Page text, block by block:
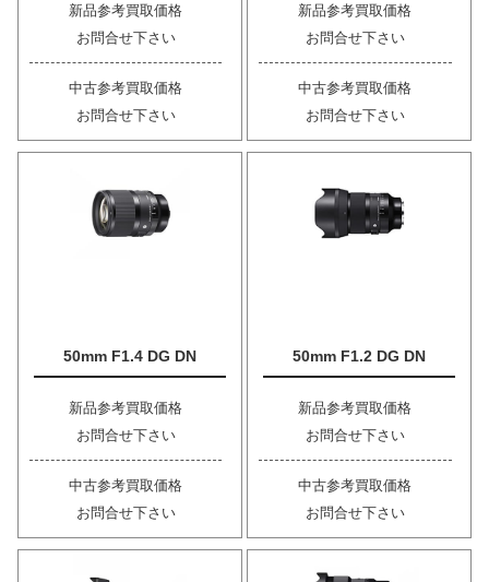
新品参考買取価格
お問合せ下さい
中古参考買取価格
お問合せ下さい
新品参考買取価格
お問合せ下さい
中古参考買取価格
お問合せ下さい
50mm F1.4 DG DN
新品参考買取価格
お問合せ下さい
中古参考買取価格
お問合せ下さい
50mm F1.2 DG DN
新品参考買取価格
お問合せ下さい
中古参考買取価格
お問合せ下さい